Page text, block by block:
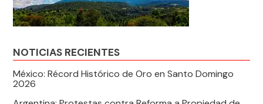
NOTICIAS RECIENTES
México: Récord Histórico de Oro en Santo Domingo
2026